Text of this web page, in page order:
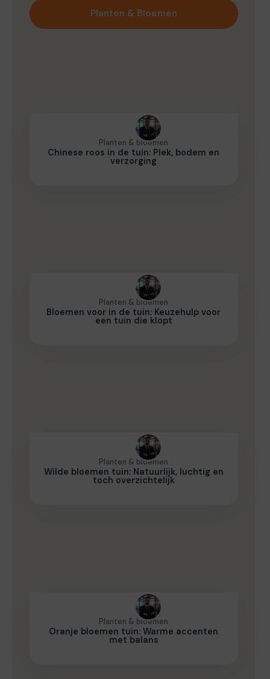
Planten & Bloemen
Planten & bloemen
Chinese roos in de tuin: Plek, bodem en
verzorging
Planten & bloemen
Bloemen voor in de tuin: Keuzehulp voor
een tuin die klopt
Planten & bloemen
Wilde bloemen tuin: Natuurlijk, luchtig en
toch overzichtelijk
Planten & bloemen
Oranje bloemen tuin: Warme accenten
met balans